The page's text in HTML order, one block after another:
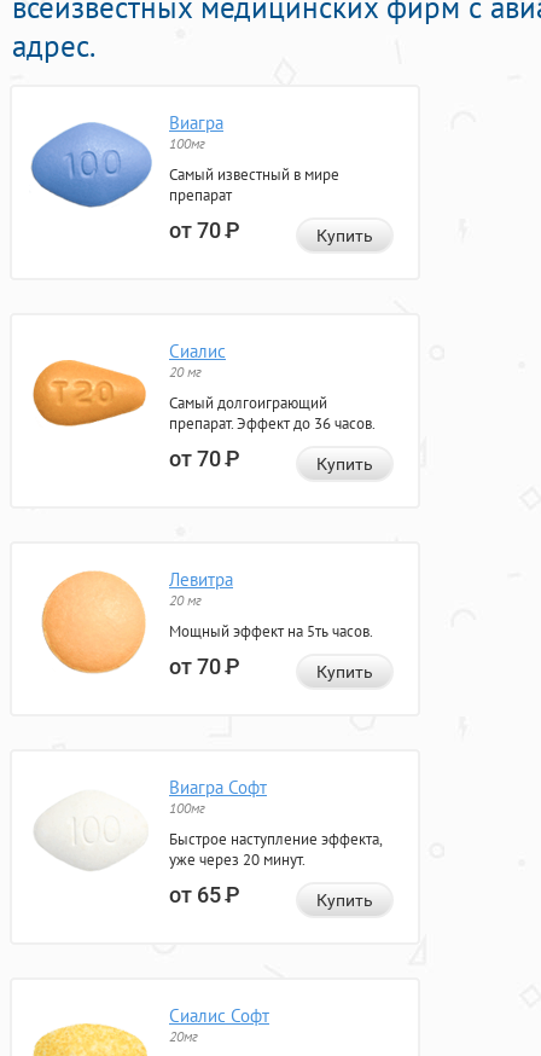
адрес.
Виагра
100мг
Самый известный в мире
препарат
от 70Р Купить
Сиалис
20 мг
Самый долгоиграющий
препарат. Эффект до 36 часов.
от 70Р Купить
Левитра
20 мг
Мощный эффект на 5ть часов.
от 70Р Купить
Виагра Софт
100мг
Быстрое наступление эффекта,
уже через 20 минут.
от 65Р Купить
Сиалис Софт
20мг